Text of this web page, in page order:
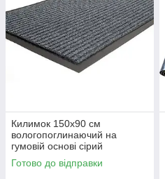
Килимок 150х90 см
вологопоглинаючий на
гумовій основі сірий
(К150903)
Готово до відправки